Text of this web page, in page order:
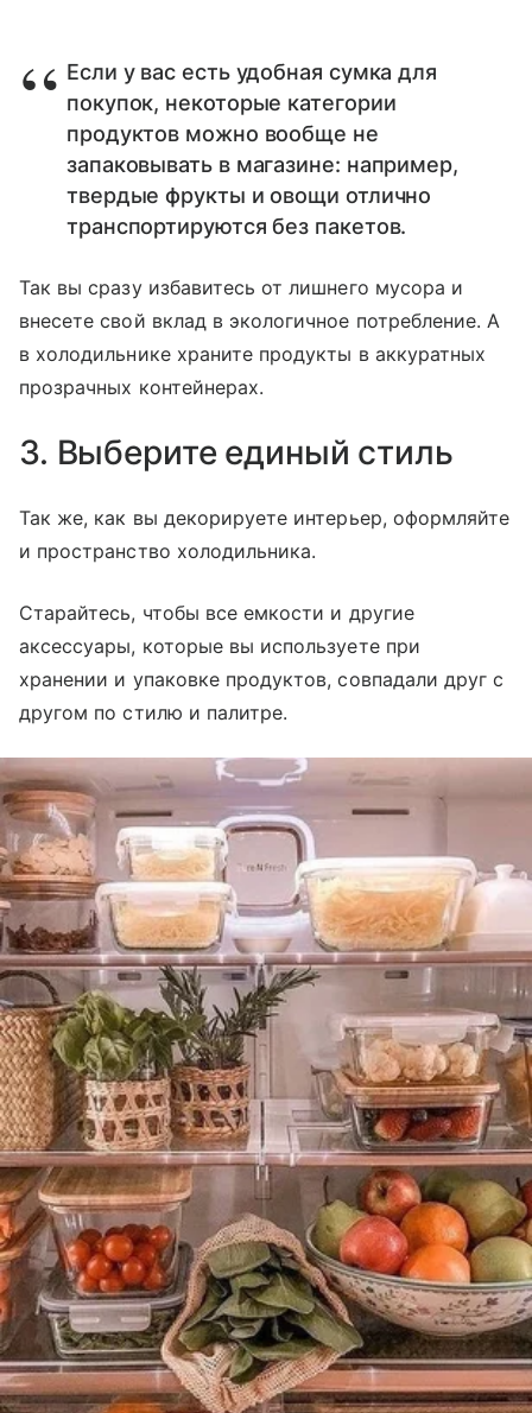
Если у вас есть удобная сумка для
покупок, некоторые категории
продуктов можно вообще не
запаковывать в магазине: например,
твердые фрукты и овощи отлично
транспортируются без пакетов.
Так вы сразу избавитесь от лишнего мусора и
внесете свой вклад в экологичное потребление. А
в холодильнике храните продукты в аккуратных
прозрачных контейнерах.
3. Выберите единый стиль
Так же, как вы декорируете интерьер, оформляйте
и пространство холодильника.
Старайтесь, чтобы все емкости и другие
аксессуары, которые вы используете при
хранении и упаковке продуктов, совпадали друг с
другом по стилю и палитре.